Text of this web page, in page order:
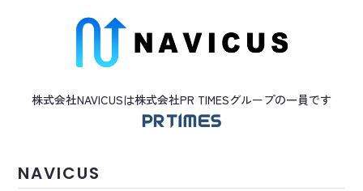
株式会社NAVICUSは株式会社PR TIMESグループの一員です
NAVICUS